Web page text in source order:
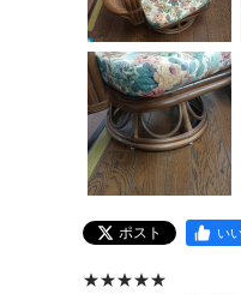
ポスト い
★★★★★